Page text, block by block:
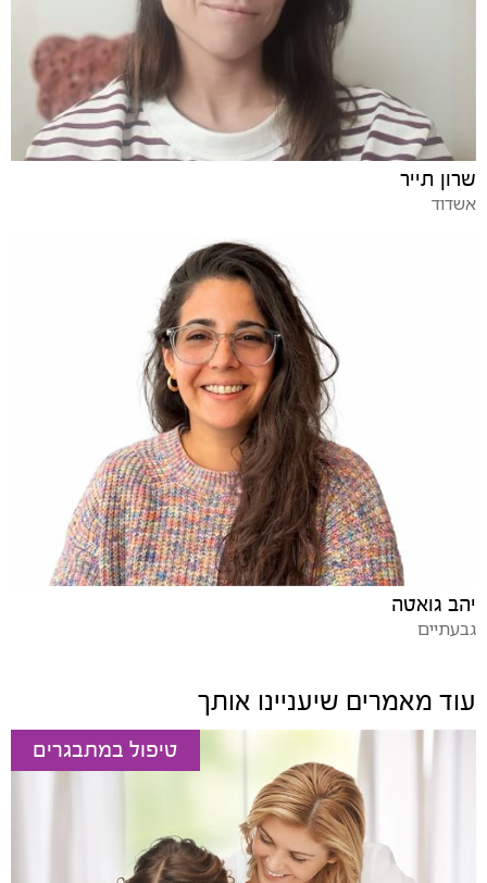
שרון תייר
אשדוד
יהב גואטה
גבעתיים
עוד מאמרים שיעניינו אותך
טיפול במתבגרים